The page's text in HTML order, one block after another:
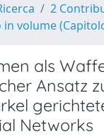
2
volume
als
Ansatz
Networks